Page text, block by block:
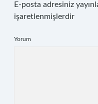
E-posta adresiniz
işaretlenmişlerdir
Yorum